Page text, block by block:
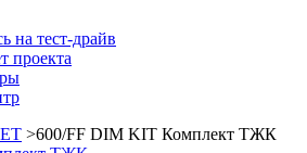
на тест-драйв
проекта
>600/FF DIM KIT Комплект ТЖК